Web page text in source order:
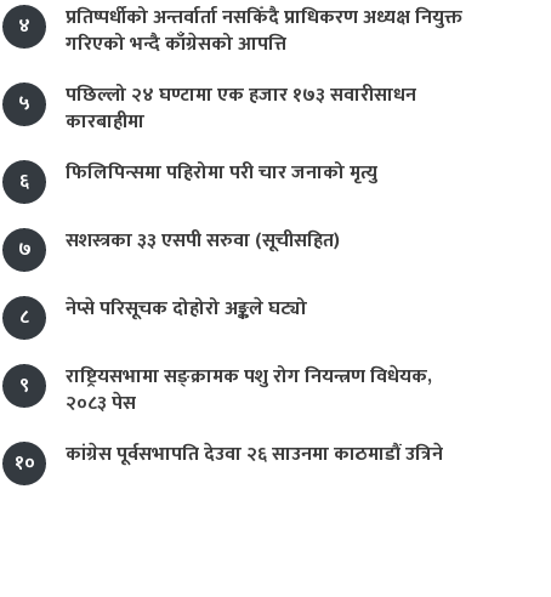
४
प्रतिष्पर्धीको अन्तर्वार्ता नसकिँदै प्राधिकरण अध्यक्ष नियुक्त
गरिएको भन्दै काँग्रेसको आपत्ति
५
पछिल्लो २४ घण्टामा एक हजार १७३ सवारीसाधन
कारबाहीमा
६
फिलिपिन्समा पहिरोमा परी चार जनाको मृत्यु
७ सशस्त्रका ३३ एसपी सरुवा (सूचीसहित)
८ नेप्से परिसूचक दोहोरो अङ्कले घट्यो
९
राष्ट्रियसभामा सङ्क्रामक पशु रोग नियन्त्रण विधेयक,
२०८३ पेस
१०
कांग्रेस पूर्वसभापति देउवा २६ साउनमा काठमाडौं उत्रिने